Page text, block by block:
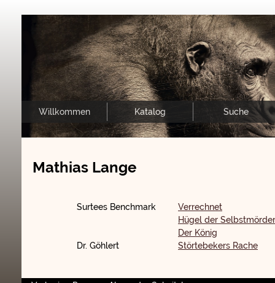
Willkommen Katalog Suche
Mathias Lange
Surtees Benchmark
Verrechnet
Hügel der Selbstmörder
Der König
Dr. Göhlert
Störtebekers Rache